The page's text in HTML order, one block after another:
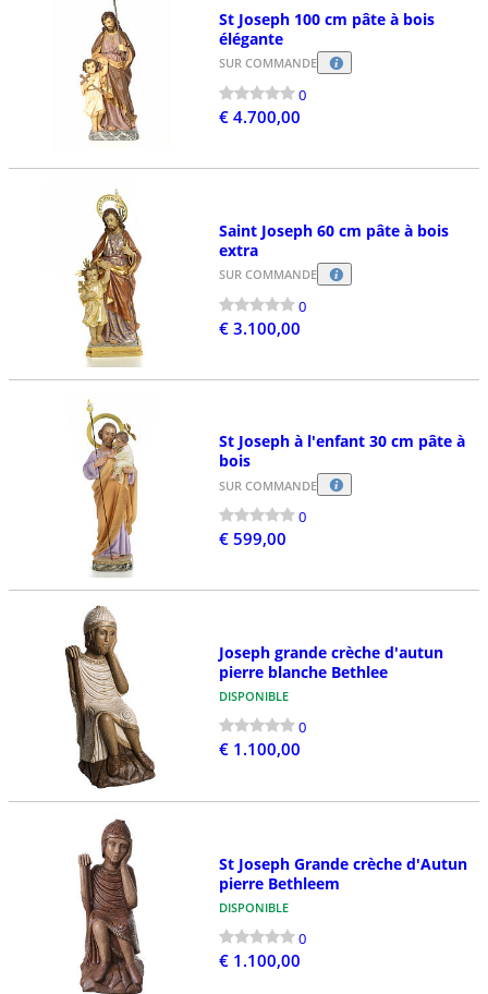
St Joseph 100 cm pâte à bois
élégante
SUR COMMANDE
0
€ 4.700,00
Saint Joseph 60 cm pâte à bois
extra
SUR COMMANDE
0
€ 3.100,00
St Joseph à l'enfant 30 cm pâte à
bois
SUR COMMANDE
0
€ 599,00
Joseph grande crèche d'autun
pierre blanche Bethlee
DISPONIBLE
0
€ 1.100,00
St Joseph Grande crèche d'Autun
pierre Bethleem
DISPONIBLE
0
€ 1.100,00